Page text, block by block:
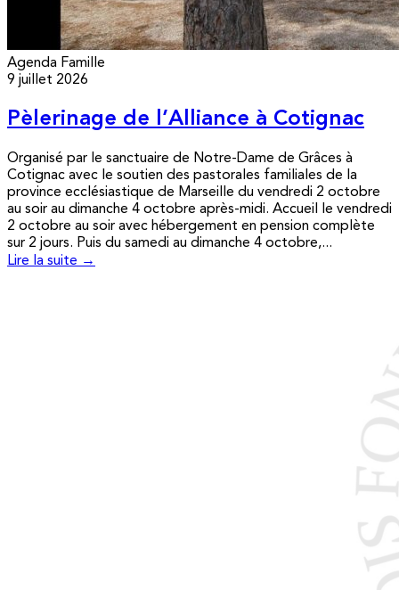
Agenda Famille
9 juillet 2026
Pèlerinage de l’Alliance à Cotignac
Organisé par le sanctuaire de Notre-Dame de Grâces à
Cotignac avec le soutien des pastorales familiales de la
province ecclésiastique de Marseille du vendredi 2 octobre
au soir au dimanche 4 octobre après-midi. Accueil le vendredi
2 octobre au soir avec hébergement en pension complète
sur 2 jours. Puis du samedi au dimanche 4 octobre,...
Lire la suite →